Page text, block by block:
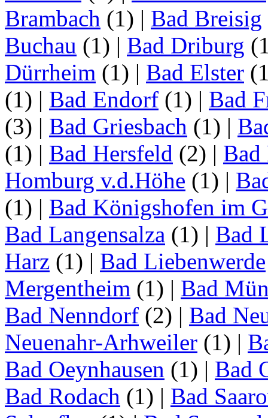
Brambach (1) | Bad Breisig
Buchau (1) | Bad Driburg
Dürrheim (1) | Bad Elster
(1) | Bad Endorf (1) | Bad
(3) | Bad Griesbach (1) |
(1) | Bad Hersfeld (2) | Bad
Homburg v.d.Höhe (1) |
(1) | Bad Königshofen im
Bad Langensalza (1) | Bad
Harz (1) | Bad Liebenwerde
Mergentheim (1) | Bad
Bad Nenndorf (2) | Bad
Neuenahr-Arhweiler (1) |
Bad Oeynhausen (1) | Bad
Bad Rodach (1) | Bad